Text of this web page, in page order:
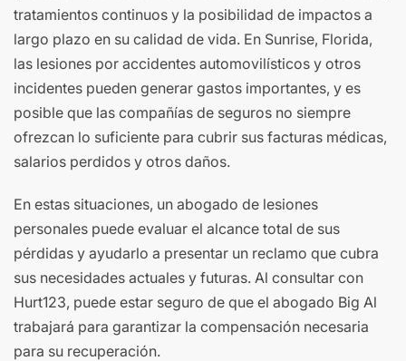
tratamientos continuos y la posibilidad de impactos a
largo plazo en su calidad de vida. En Sunrise, Florida,
las lesiones por accidentes automovilísticos y otros
incidentes pueden generar gastos importantes, y es
posible que las compañías de seguros no siempre
ofrezcan lo suficiente para cubrir sus facturas médicas,
salarios perdidos y otros daños.
En estas situaciones, un abogado de lesiones
personales puede evaluar el alcance total de sus
pérdidas y ayudarlo a presentar un reclamo que cubra
sus necesidades actuales y futuras. Al consultar con
Hurt123, puede estar seguro de que el abogado Big Al
trabajará para garantizar la compensación necesaria
para su recuperación.